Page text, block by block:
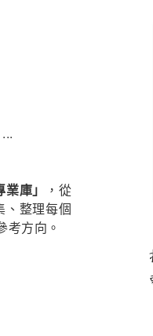
庫」
，從
、整理每個
考方向。